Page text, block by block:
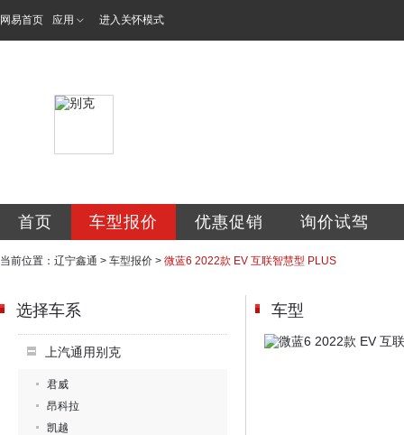
网易首页 应用 进入关怀模式
首页 车型报价 优惠促销 询价试驾
当前位置： 辽宁鑫通 > 车型报价 > 微蓝6 2022款 EV 互联智慧型 PLUS
选择车系
上汽通用别克
君威
昂科拉
凯越
车型